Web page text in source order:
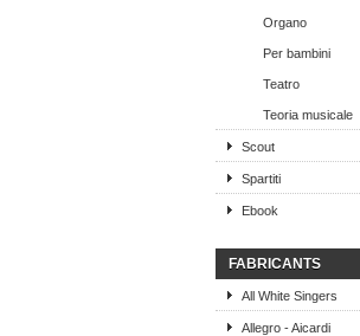
Organo
Per bambini
Teatro
Teoria musicale
Scout
Spartiti
Ebook
FABRICANTS
All White Singers
Allegro - Aicardi